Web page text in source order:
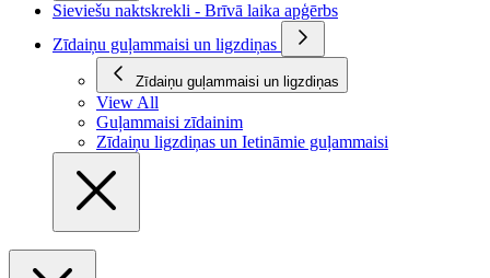
Sieviešu naktskrekli - Brīvā laika apģērbs
Zīdaiņu guļammaisi un ligzdiņas
Zīdaiņu guļammaisi un ligzdiņas
View All
Guļammaisi zīdainim
Zīdaiņu ligzdiņas un Ietināmie guļammaisi